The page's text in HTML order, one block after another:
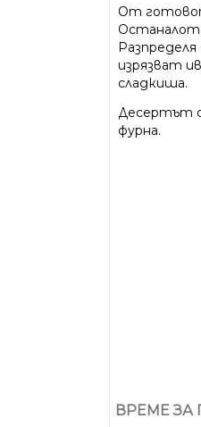
От
изрязват
сладкиша.
Десертът
фурна.
ВРЕМЕ ЗА